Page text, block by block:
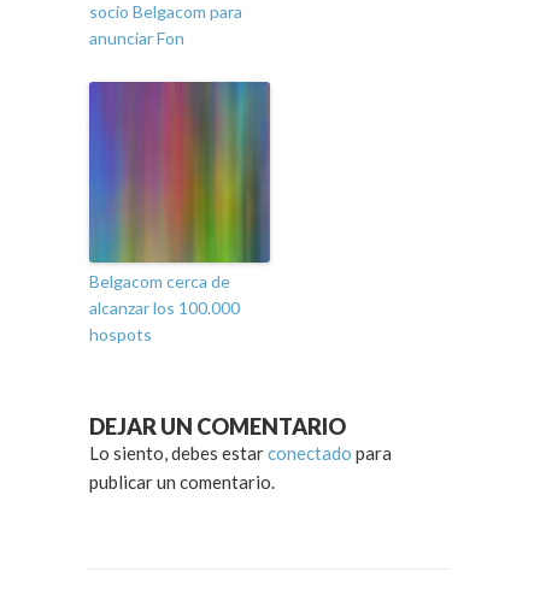
socio Belgacom para
anunciar Fon
Belgacom cerca de
alcanzar los 100.000
hospots
DEJAR UN COMENTARIO
Lo siento, debes estarconectado para
publicar un comentario.